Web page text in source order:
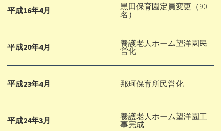
平成16年4月
黒田保育園定員変更（90
名）
平成20年4月
養護老人ホーム望洋園民
営化
平成23年4月 那珂保育所民営化
平成24年3月
養護老人ホーム望洋園工
事完成